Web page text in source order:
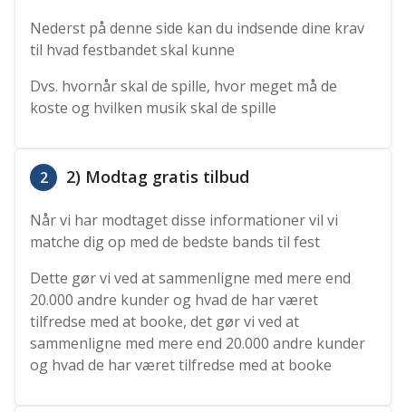
Nederst på denne side kan du indsende dine krav
til hvad festbandet skal kunne
Dvs. hvornår skal de spille, hvor meget må de
koste og hvilken musik skal de spille
2 2) Modtag gratis tilbud
Når vi har modtaget disse informationer vil vi
matche dig op med de bedste bands til fest
Dette gør vi ved at sammenligne med mere end
20.000 andre kunder og hvad de har været
tilfredse med at booke, det gør vi ved at
sammenligne med mere end 20.000 andre kunder
og hvad de har været tilfredse med at booke